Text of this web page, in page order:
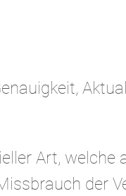
Art, welche
der